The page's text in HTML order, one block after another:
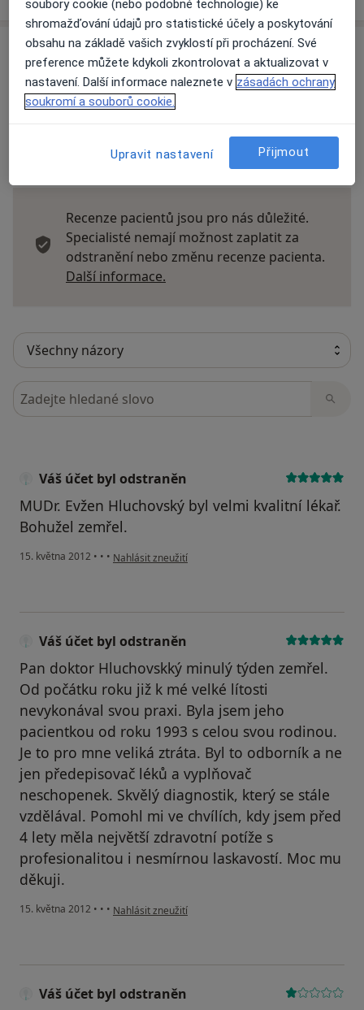
Názory
Přidejte svůj názor
Recenze pacientů jsou pro nás důležité.
Specialisté nemají možnost zaplatit za
odstranění nebo změnu recenze pacienta.
Další informace.
Hledejte v názorech
Váš účet byl odstraněn
MUDr. Evžen Hluchovský byl velmi kvalitní lékař.
Bohužel zemřel.
15. května 2012 • • • podle názoru uživatele Váš účet byl odstraněn
Nahlásit zneužití
Váš účet byl odstraněn
Pan doktor Hluchovskký minulý týden zemřel.
Od počátku roku již k mé velké lítosti
nevykonával svou praxi. Byla jsem jeho
pacientkou od roku 1993 s celou svou rodinou.
Je to pro mne veliká ztráta. Byl to odborník a ne
jen předepisovač léků a vyplňovač
neschopenek. Skvělý diagnostik, který se stále
vzdělával. Pomohl mi ve chvílích, kdy jsem před
4 lety měla největší zdravotní potíže s
profesionalitou i nesmírnou laskavostí. Moc mu
děkuji.
15. května 2012 • • • podle názoru uživatele Váš účet byl odstraněn
Nahlásit zneužití
Váš účet byl odstraněn
soubory cookie (nebo podobné technologie) ke
shromažďování údajů pro statistické účely a poskytování
obsahu na základě vašich zvyklostí při procházení. Své
preference můžete kdykoli zkontrolovat a aktualizovat v
nastavení. Další informace naleznete v zásadách ochrany
soukromí a souborů cookie.
Upravit nastavení Přijmout